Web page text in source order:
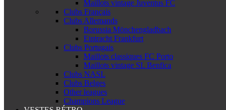
Maillots vintage Juventus FC
Clubs Français
Clubs Allemands
Borussia Mönchengladbach
Eintracht Frankfurt
Clubs Portugais
Maillots classiques FC Porto
Maillots vintage SL Benfica
Clubs NASL
Clubs Belges
Other leagues
Champions League